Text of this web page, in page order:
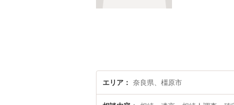
エリア 奈良県、橿原市